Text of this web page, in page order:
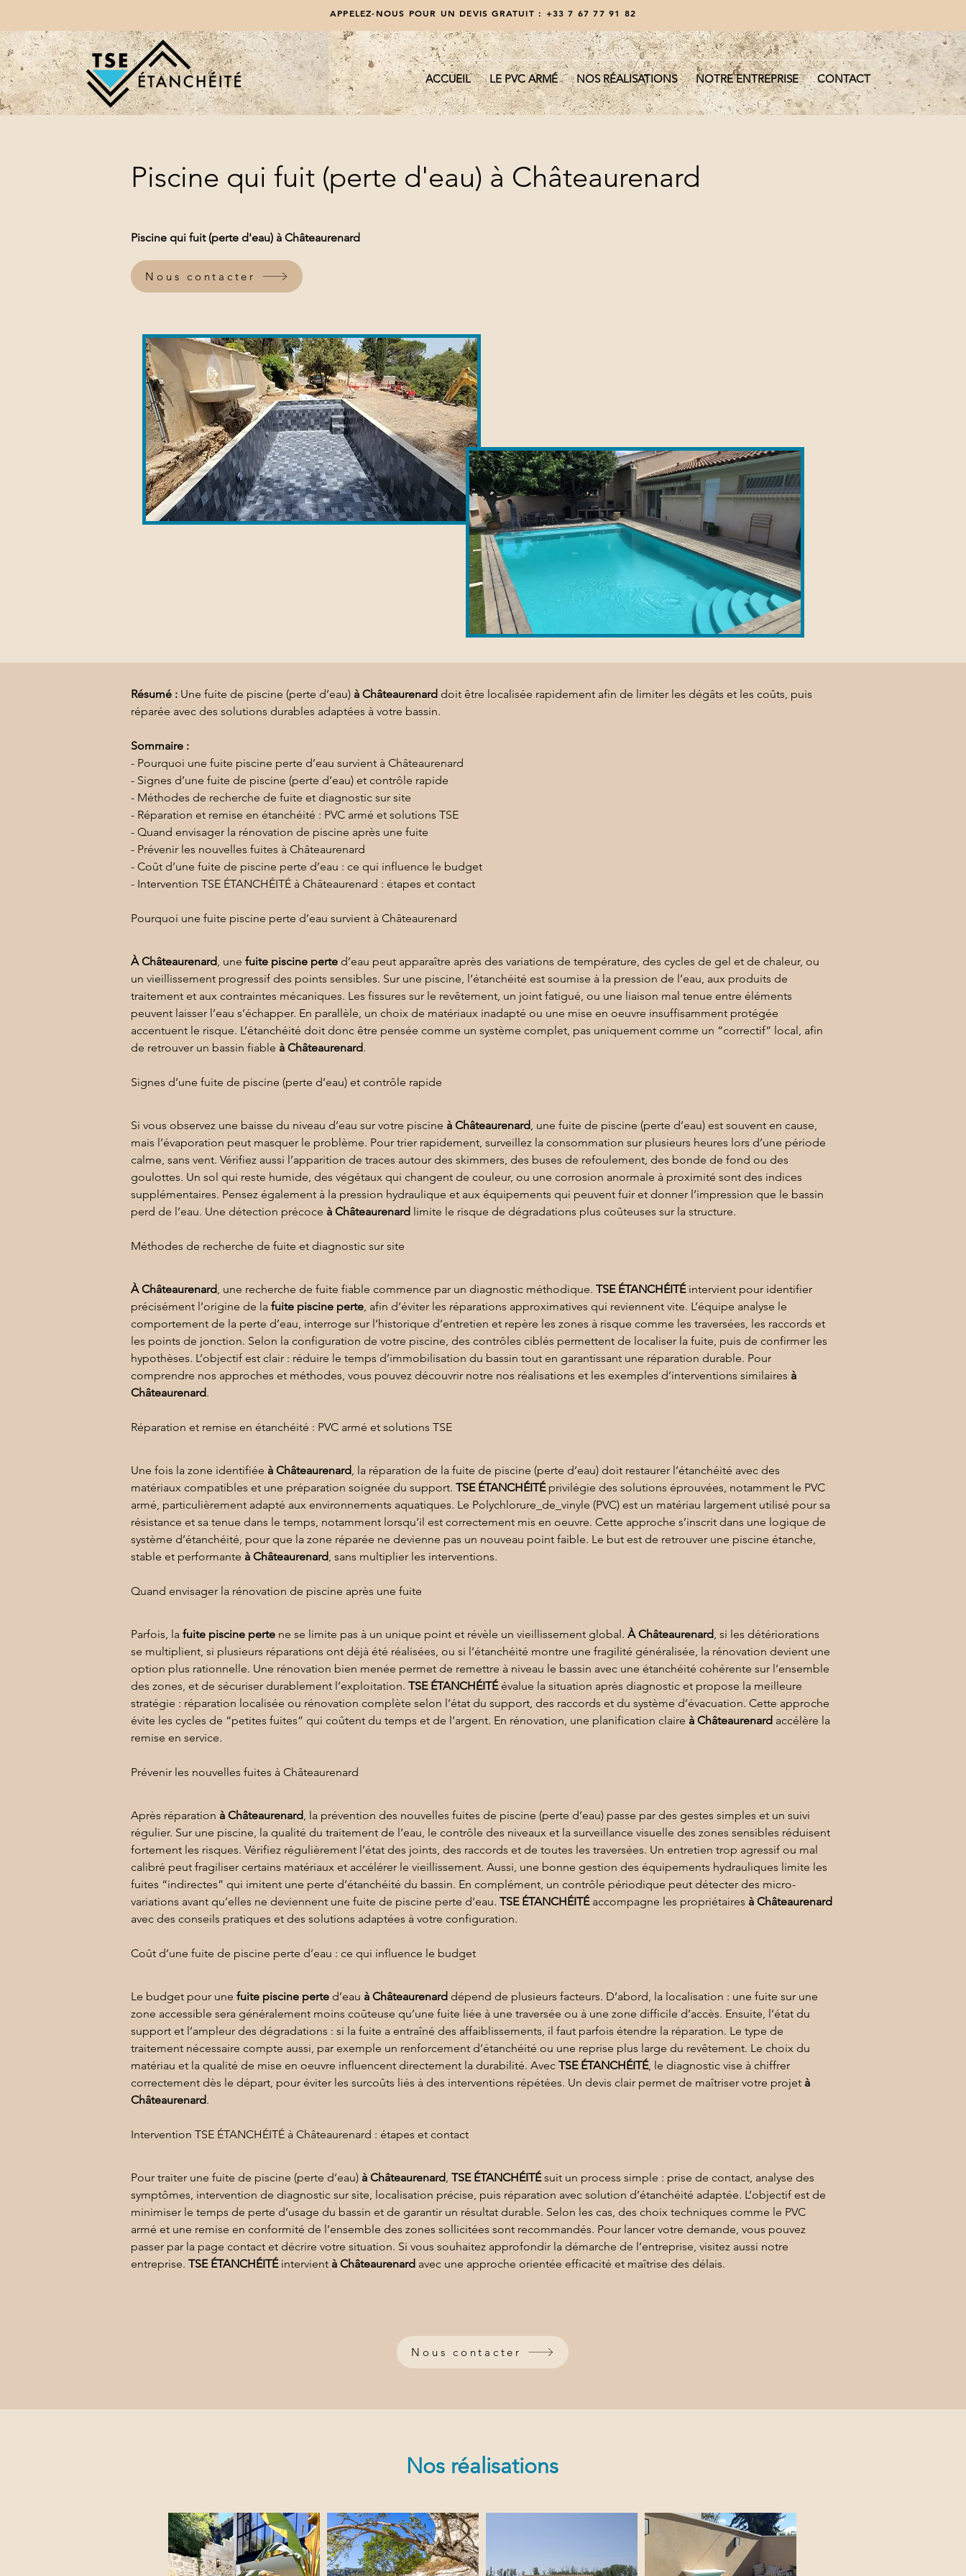
APPELEZ-NOUS POUR UN DEVIS GRATUIT : +33 7 67 77 91 82
ACCUEIL LE PVC ARMÉ NOS RÉALISATIONS NOTRE ENTREPRISE CONTACT
Piscine qui fuit (perte d'eau) à Châteaurenard
Piscine qui fuit (perte d'eau) à Châteaurenard
Nous contacter
Résumé : Une fuite de piscine (perte d’eau) à Châteaurenard doit être localisée rapidement afin de limiter les dégâts et les coûts, puis
réparée avec des solutions durables adaptées à votre bassin.
Sommaire :
- Pourquoi une fuite piscine perte d’eau survient à Châteaurenard
- Signes d’une fuite de piscine (perte d’eau) et contrôle rapide
- Méthodes de recherche de fuite et diagnostic sur site
- Réparation et remise en étanchéité : PVC armé et solutions TSE
- Quand envisager la rénovation de piscine après une fuite
- Prévenir les nouvelles fuites à Châteaurenard
- Coût d’une fuite de piscine perte d’eau : ce qui influence le budget
- Intervention TSE ÉTANCHÉITÉ à Châteaurenard : étapes et contact
Pourquoi une fuite piscine perte d’eau survient à Châteaurenard
À Châteaurenard, une fuite piscine perte d’eau peut apparaître après des variations de température, des cycles de gel et de chaleur, ou
un vieillissement progressif des points sensibles. Sur une piscine, l’étanchéité est soumise à la pression de l’eau, aux produits de
traitement et aux contraintes mécaniques. Les fissures sur le revêtement, un joint fatigué, ou une liaison mal tenue entre éléments
peuvent laisser l’eau s’échapper. En parallèle, un choix de matériaux inadapté ou une mise en oeuvre insuffisamment protégée
accentuent le risque. L’étanchéité doit donc être pensée comme un système complet, pas uniquement comme un “correctif” local, afin
de retrouver un bassin fiable à Châteaurenard.
Signes d’une fuite de piscine (perte d’eau) et contrôle rapide
Si vous observez une baisse du niveau d’eau sur votre piscine à Châteaurenard, une fuite de piscine (perte d’eau) est souvent en cause,
mais l’évaporation peut masquer le problème. Pour trier rapidement, surveillez la consommation sur plusieurs heures lors d’une période
calme, sans vent. Vérifiez aussi l’apparition de traces autour des skimmers, des buses de refoulement, des bonde de fond ou des
goulottes. Un sol qui reste humide, des végétaux qui changent de couleur, ou une corrosion anormale à proximité sont des indices
supplémentaires. Pensez également à la pression hydraulique et aux équipements qui peuvent fuir et donner l’impression que le bassin
perd de l’eau. Une détection précoce à Châteaurenard limite le risque de dégradations plus coûteuses sur la structure.
Méthodes de recherche de fuite et diagnostic sur site
À Châteaurenard, une recherche de fuite fiable commence par un diagnostic méthodique. TSE ÉTANCHÉITÉ intervient pour identifier
précisément l’origine de la fuite piscine perte, afin d’éviter les réparations approximatives qui reviennent vite. L’équipe analyse le
comportement de la perte d’eau, interroge sur l’historique d’entretien et repère les zones à risque comme les traversées, les raccords et
les points de jonction. Selon la configuration de votre piscine, des contrôles ciblés permettent de localiser la fuite, puis de confirmer les
hypothèses. L’objectif est clair : réduire le temps d’immobilisation du bassin tout en garantissant une réparation durable. Pour
comprendre nos approches et méthodes, vous pouvez découvrir notre nos réalisations et les exemples d’interventions similaires à
Châteaurenard.
Réparation et remise en étanchéité : PVC armé et solutions TSE
Une fois la zone identifiée à Châteaurenard, la réparation de la fuite de piscine (perte d’eau) doit restaurer l’étanchéité avec des
matériaux compatibles et une préparation soignée du support. TSE ÉTANCHÉITÉ privilégie des solutions éprouvées, notamment le PVC
armé, particulièrement adapté aux environnements aquatiques. Le Polychlorure_de_vinyle (PVC) est un matériau largement utilisé pour sa
résistance et sa tenue dans le temps, notamment lorsqu’il est correctement mis en oeuvre. Cette approche s’inscrit dans une logique de
système d’étanchéité, pour que la zone réparée ne devienne pas un nouveau point faible. Le but est de retrouver une piscine étanche,
stable et performante à Châteaurenard, sans multiplier les interventions.
Quand envisager la rénovation de piscine après une fuite
Parfois, la fuite piscine perte ne se limite pas à un unique point et révèle un vieillissement global. À Châteaurenard, si les détériorations
se multiplient, si plusieurs réparations ont déjà été réalisées, ou si l’étanchéité montre une fragilité généralisée, la rénovation devient une
option plus rationnelle. Une rénovation bien menée permet de remettre à niveau le bassin avec une étanchéité cohérente sur l’ensemble
des zones, et de sécuriser durablement l’exploitation. TSE ÉTANCHÉITÉ évalue la situation après diagnostic et propose la meilleure
stratégie : réparation localisée ou rénovation complète selon l’état du support, des raccords et du système d’évacuation. Cette approche
évite les cycles de “petites fuites” qui coûtent du temps et de l’argent. En rénovation, une planification claire à Châteaurenard accélère la
remise en service.
Prévenir les nouvelles fuites à Châteaurenard
Après réparation à Châteaurenard, la prévention des nouvelles fuites de piscine (perte d’eau) passe par des gestes simples et un suivi
régulier. Sur une piscine, la qualité du traitement de l’eau, le contrôle des niveaux et la surveillance visuelle des zones sensibles réduisent
fortement les risques. Vérifiez régulièrement l’état des joints, des raccords et de toutes les traversées. Un entretien trop agressif ou mal
calibré peut fragiliser certains matériaux et accélérer le vieillissement. Aussi, une bonne gestion des équipements hydrauliques limite les
fuites “indirectes” qui imitent une perte d’étanchéité du bassin. En complément, un contrôle périodique peut détecter des micro-
variations avant qu’elles ne deviennent une fuite de piscine perte d’eau. TSE ÉTANCHÉITÉ accompagne les propriétaires à Châteaurenard
avec des conseils pratiques et des solutions adaptées à votre configuration.
Coût d’une fuite de piscine perte d’eau : ce qui influence le budget
Le budget pour une fuite piscine perte d’eau à Châteaurenard dépend de plusieurs facteurs. D’abord, la localisation : une fuite sur une
zone accessible sera généralement moins coûteuse qu’une fuite liée à une traversée ou à une zone difficile d’accès. Ensuite, l’état du
support et l’ampleur des dégradations : si la fuite a entraîné des affaiblissements, il faut parfois étendre la réparation. Le type de
traitement nécessaire compte aussi, par exemple un renforcement d’étanchéité ou une reprise plus large du revêtement. Le choix du
matériau et la qualité de mise en oeuvre influencent directement la durabilité. Avec TSE ÉTANCHÉITÉ, le diagnostic vise à chiffrer
correctement dès le départ, pour éviter les surcoûts liés à des interventions répétées. Un devis clair permet de maîtriser votre projet à
Châteaurenard.
Intervention TSE ÉTANCHÉITÉ à Châteaurenard : étapes et contact
Pour traiter une fuite de piscine (perte d’eau) à Châteaurenard, TSE ÉTANCHÉITÉ suit un process simple : prise de contact, analyse des
symptômes, intervention de diagnostic sur site, localisation précise, puis réparation avec solution d’étanchéité adaptée. L’objectif est de
minimiser le temps de perte d’usage du bassin et de garantir un résultat durable. Selon les cas, des choix techniques comme le PVC
armé et une remise en conformité de l’ensemble des zones sollicitées sont recommandés. Pour lancer votre demande, vous pouvez
passer par la page contact et décrire votre situation. Si vous souhaitez approfondir la démarche de l’entreprise, visitez aussi notre
entreprise. TSE ÉTANCHÉITÉ intervient à Châteaurenard avec une approche orientée efficacité et maîtrise des délais.
Nous contacter
Nos réalisations